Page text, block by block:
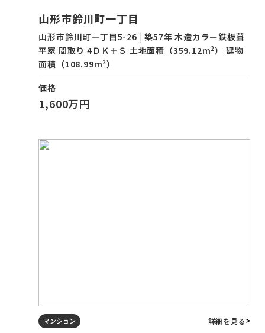
山形市鈴川町一丁目
山形市鈴川町一丁目5-26 | 築57年 木造カラー鉄板葺
平家 間取り 4ＤＫ＋Ｓ 土地面積（359.12m2） 建物
面積（108.99m2）
価格
1,600万円
マンション 詳細を見る